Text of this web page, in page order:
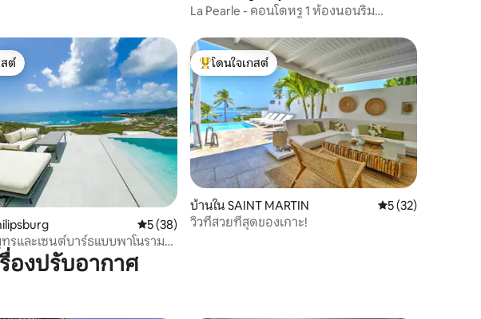
La Pearle - คอนโดหรู 1 ห้องนอนริม
รีวิว
สต์
สต์
คะแนนเฉลี่ย 5 จาก 5, 38 รีวิว
5 (38)
รและเซนต์บาร์ธแบบพาโนรามา
โดนใจเกสต์ที่สุด
โดนใจเกสต์
บ้านใน SAINT MARTIN คะแนนเฉลี่ย 5 จาก
5 (32)
วิวที่สวยที่สุดของเกาะ!
องปรับอากาศ